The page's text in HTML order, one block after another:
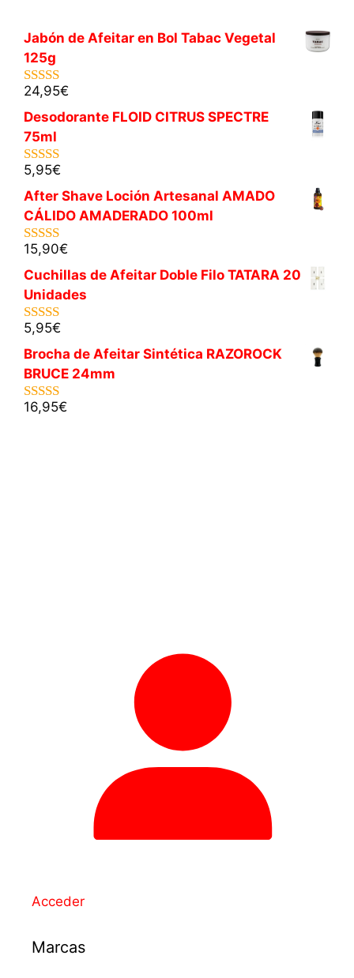
Jabón de Afeitar en Bol Tabac Vegetal
125g
5.00de 5
24,95€
Desodorante FLOID CITRUS SPECTRE
75ml
5.00de 5
5,95€
After Shave Loción Artesanal AMADO
CÁLIDO AMADERADO 100ml
5.00de 5
15,90€
Cuchillas de Afeitar Doble Filo TATARA 20
Unidades
5.00de 5
5,95€
Brocha de Afeitar Sintética RAZOROCK
BRUCE 24mm
5.00de 5
16,95€
Acceder
Marcas